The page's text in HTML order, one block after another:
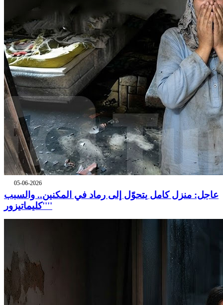
05-06-2026
عاجل: منزل كامل يتحوّل إلى رماد في المكنين.. والسبب
''كليماتيزور''